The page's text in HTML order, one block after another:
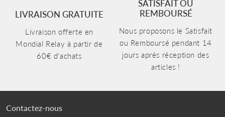
LIVRAISON GRATUITE
Livraison offerte en
Mondial Relay à partir de
60€ d'achats
SATISFAIT OU
REMBOURSÉ
Nous proposons le Satisfait
ou Remboursé pendant 14
jours après réception des
articles !
Contactez-nous